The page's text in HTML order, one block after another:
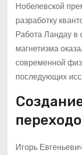
Нобелевской
разработку
Работа Ландау в
магнетизма
современной
последующих
Игорь